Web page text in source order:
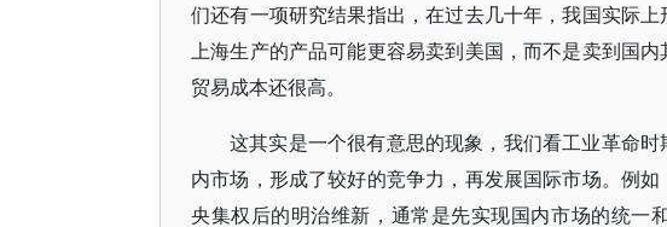
们还有一项研究结果指出，在过去几十年，我国实际
上海生产的产品可能更容易卖到美国，而不是卖到国
贸易成本还很高。
这其实是一个很有意思的现象，我们看工业革命
内市场，形成了较好的竞争力，再发展国际市场。例
央集权后的明治维新，通常是先实现国内市场的统一